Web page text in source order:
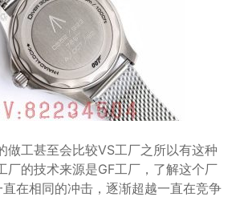
做工甚至会比较VS工厂之所以有这种
厂的技术来源是GF工厂，了解这个厂
在相同的冲击，逐渐超越一直在竞争